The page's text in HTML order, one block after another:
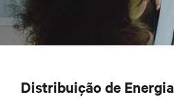
Distribuição de Energia